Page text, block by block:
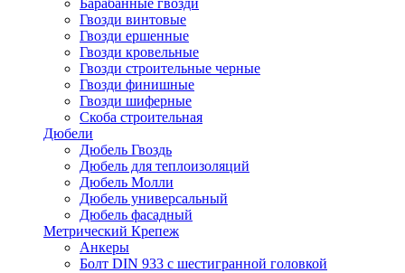
Барабанные гвозди
Гвозди винтовые
Гвозди ершенные
Гвозди кровельные
Гвозди строительные черные
Гвозди финишные
Гвозди шиферные
Скоба строительная
Дюбели
Дюбель Гвоздь
Дюбель для теплоизоляций
Дюбель Молли
Дюбель универсальный
Дюбель фасадный
Метрический Крепеж
Анкеры
Болт DIN 933 с шестигранной головкой